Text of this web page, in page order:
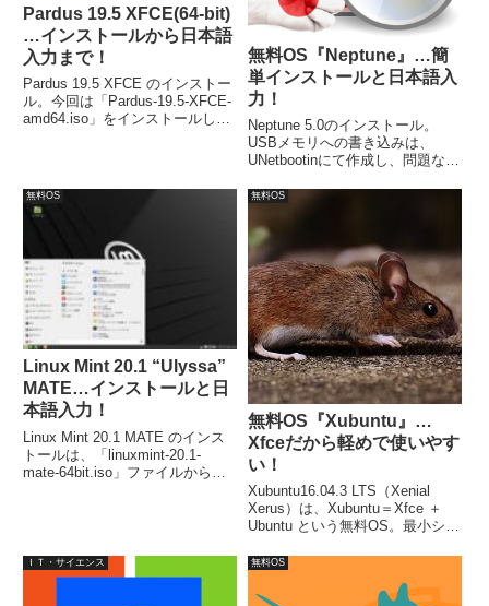
Pardus 19.5 XFCE(64-bit)
…インストールから日本語
入力まで！
Pardus 19.5 XFCE のインストー
ル。今回は「Pardus-19.5-XFCE-
amd64.iso」をインストールしま
なディスク容量：8GB 以上
無料OS『Neptune』…簡
単インストールと日本語入
力！
Neptune 5.0のインストール。
USBメモリへの書き込みは、
UNetbootinにて作成し、問題なく
定、ロケーションの設定、アカウ
「次へ」を選択するだけで、イン
ストールが完了します。
無料OS
Linux Mint 20.1 “Ulyssa”
MATE…インストールと日
本語入力！
Linux Mint 20.1 MATE のインス
トールは、「linuxmint-20.1-
mate-64bit.iso」ファイルから行
無料OS
無料OS『Xubuntu』…
Xfceだから軽めで使いやす
い！
Xubuntu16.04.3 LTS（Xenial
Xerus）は、Xubuntu＝Xfce ＋
Ubuntu という無料OS。最小シス
ート、RAM：512 MB、HDDスペ
ース：7.5 GB。サポート期限は
2019年4月まで。
ＩＴ・サイエンス 無料OS